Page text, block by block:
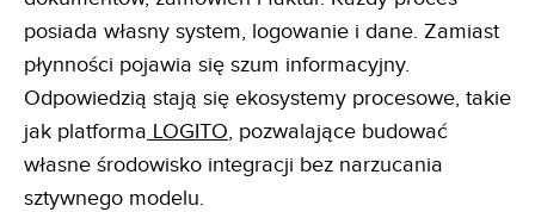
posiada własny system, logowanie i dane. Zamiast
płynności pojawia się szum informacyjny.
Odpowiedzią stają się ekosystemy procesowe, takie
jak platforma LOGITO, pozwalające budować
własne środowisko integracji bez narzucania
sztywnego modelu.